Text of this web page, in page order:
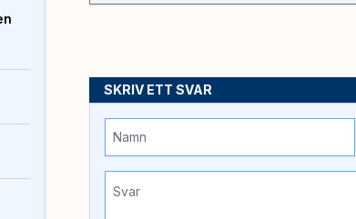
SKRIV ETT SVAR